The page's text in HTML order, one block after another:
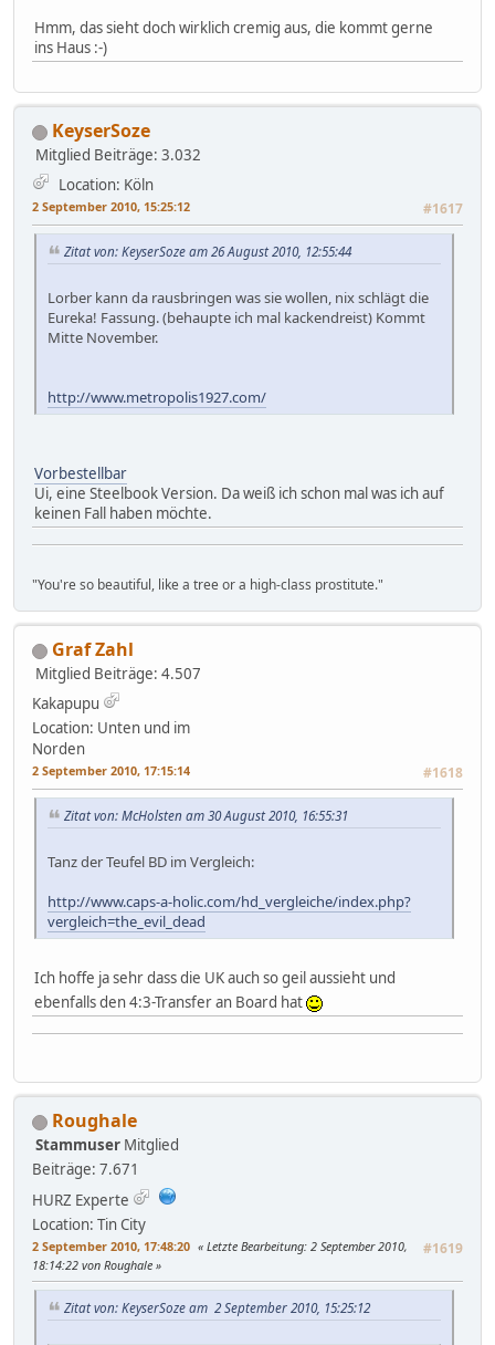
Hmm, das sieht doch wirklich cremig aus, die kommt gerne
ins Haus :-)
KeyserSoze
Mitglied Beiträge: 3.032
Location: Köln
2 September 2010, 15:25:12 #1617
Zitat von: KeyserSoze am 26 August 2010, 12:55:44
Lorber kann da rausbringen was sie wollen, nix schlägt die
Eureka! Fassung. (behaupte ich mal kackendreist) Kommt
Mitte November.
http://www.metropolis1927.com/
Vorbestellbar
Ui, eine Steelbook Version. Da weiß ich schon mal was ich auf
keinen Fall haben möchte.
"You're so beautiful, like a tree or a high-class prostitute."
Graf Zahl
Mitglied Beiträge: 4.507
Kakapupu
Location: Unten und im
Norden
2 September 2010, 17:15:14 #1618
Zitat von: McHolsten am 30 August 2010, 16:55:31
Tanz der Teufel BD im Vergleich:
http://www.caps-a-holic.com/hd_vergleiche/index.php?
vergleich=the_evil_dead
Ich hoffe ja sehr dass die UK auch so geil aussieht und
ebenfalls den 4:3-Transfer an Board hat
Roughale
Stammuser Mitglied
Beiträge: 7.671
HURZ Experte
Location: Tin City
2 September 2010, 17:48:20 #1619
Letzte Bearbeitung: 2 September 2010,
18:14:22 von Roughale
Zitat von: KeyserSoze am 2 September 2010, 15:25:12